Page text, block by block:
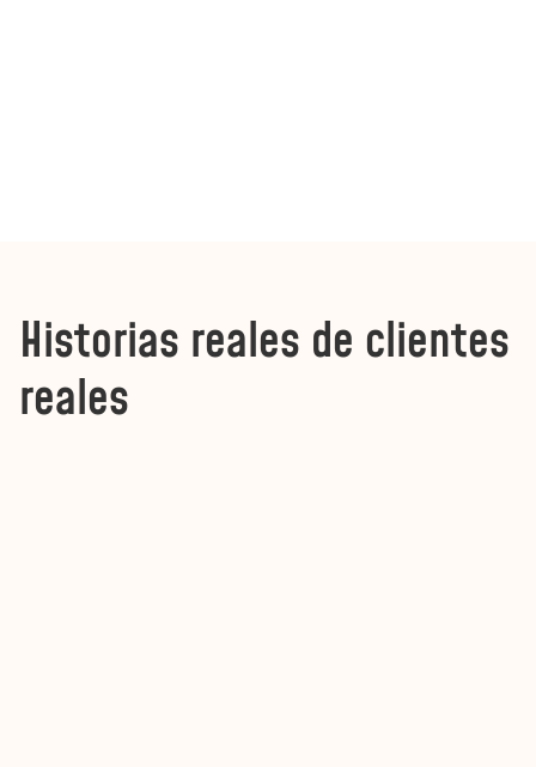
Historias reales de clientes
reales